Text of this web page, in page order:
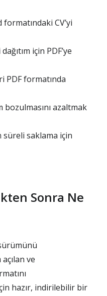
CV’yi
için PDF’ye
PDF formatında
azaltmak
süreli saklama için
Sonra Ne
ve
hazır, indirilebilir bir